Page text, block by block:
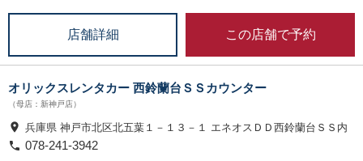
店舗詳細 この店舗で予約
オリックスレンタカー 西鈴蘭台ＳＳカウンター
（母店：新神戸店）
兵庫県 神戸市北区北五葉１－１３－１ エネオスＤＤ西鈴蘭台ＳＳ内
078-241-3942